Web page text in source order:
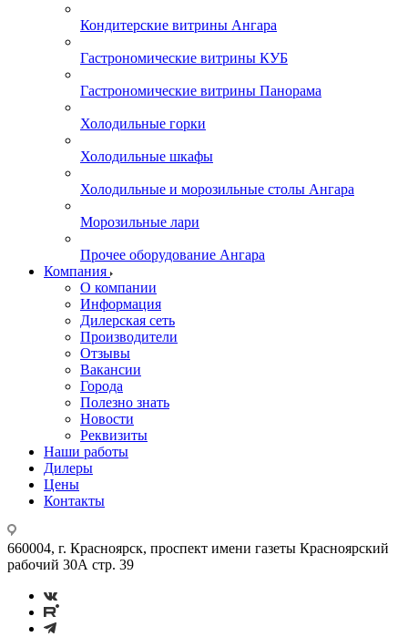
Кондитерские витрины Ангара
Гастрономические витрины КУБ
Гастрономические витрины Панорама
Холодильные горки
Холодильные шкафы
Холодильные и морозильные столы Ангара
Морозильные лари
Прочее оборудование Ангара
Компания
О компании
Информация
Дилерская сеть
Производители
Отзывы
Вакансии
Города
Полезно знать
Новости
Реквизиты
Наши работы
Дилеры
Цены
Контакты
660004, г. Красноярск, проспект имени газеты Красноярский
рабочий 30А стр. 39